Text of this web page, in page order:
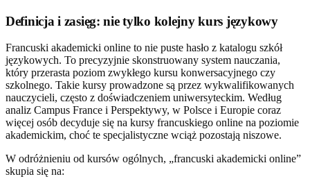
Definicja i zasięg: nie tylko kolejny kurs językowy
Francuski akademicki online to nie puste hasło z katalogu szkół
językowych. To precyzyjnie skonstruowany system nauczania,
który przerasta poziom zwykłego kursu konwersacyjnego czy
szkolnego. Takie kursy prowadzone są przez wykwalifikowanych
nauczycieli, często z doświadczeniem uniwersyteckim. Według
analiz Campus France i Perspektywy, w Polsce i Europie coraz
więcej osób decyduje się na kursy francuskiego online na poziomie
akademickim, choć te specjalistyczne wciąż pozostają niszowe.
W odróżnieniu od kursów ogólnych, „francuski akademicki online”
skupia się na: